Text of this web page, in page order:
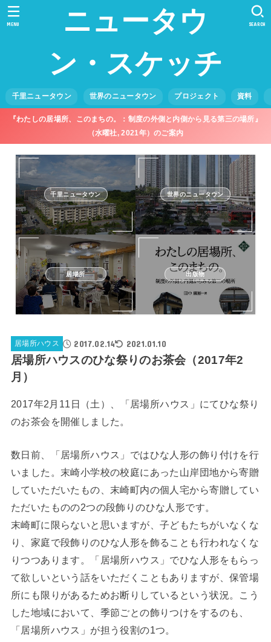
ニュータウ
ン・スケッチ
千里ニュータウン 世界のニュータウン プロジェクト 資料
SEARCH
MENU
『わたしの居場所、このまちの。：制度の外側と内側から見る第三の場所』
（水曜社, 2021年）のご案内
千里ニュータウン 世界のニュータウン
居場所 出版物
居場所ハウス 2017.02.14 2021.01.10
居場所ハウスのひな祭りのお茶会（2017年2
月）
2017年2月11日（土）、「居場所ハウス」にてひな祭り
のお茶会を開催しました。
数日前、「居場所ハウス」ではひな人形の飾り付けを行
いました。末崎小学校の校庭にあった山岸団地から寄贈
していただいたもの、末崎町内の個人宅から寄贈してい
ただいたものの2つの段飾りのひな人形です。
末崎町に限らないと思いますが、子どもたちがいなくな
り、家庭で段飾りのひな人形を飾ることも行われなくな
りつつあります。「居場所ハウス」でひな人形をもらっ
て欲しいという話をいただくこともありますが、保管場
所にも限りがあるためお断りしているという状況。こう
した地域において、季節ごとの飾りつけをするのも、
「居場所ハウス」が担う役割の1つ。